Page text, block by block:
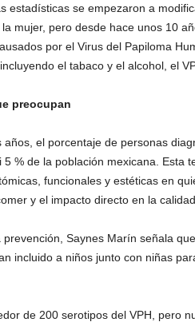
estadísticas se empezaron a
mujer, pero desde hace unos 10
por el Virus del Papiloma
el tabaco y el alcohol, el
preocupan
años, el porcentaje de personas
5 % de la población mexicana. Esta
funcionales y estéticas en
y el impacto directo en la
prevención, Saynes Marín señala
incluido a niños junto con niñas
de 200 serotipos del VPH, pero